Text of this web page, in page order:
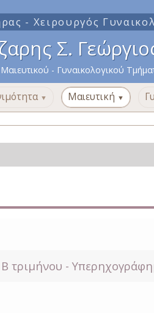
- Χειρουργός
Σ.
- Γυναικολογικού
▼ Μαιευτική ▼
Β τριμήνου -